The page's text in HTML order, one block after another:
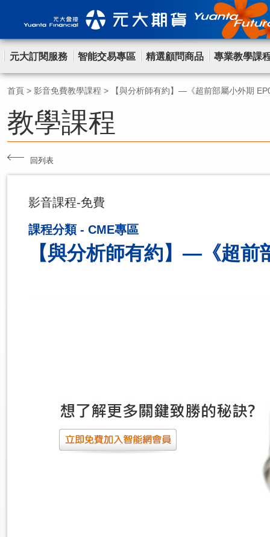
元大訂閱服務 智能交易專區 精選顧問商品 專業教學課
首頁 > 影音免費教學課程 > 【與分析師有約】—《超前部屬小外期
教學課程
回列表
影音課程-免費
課程分類 - CME專區
【與分析師有約】—《超前